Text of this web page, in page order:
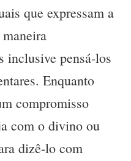
que expressam a
inclusive pensá-los
Enquanto
compromisso
com o divino ou
dizê-lo com